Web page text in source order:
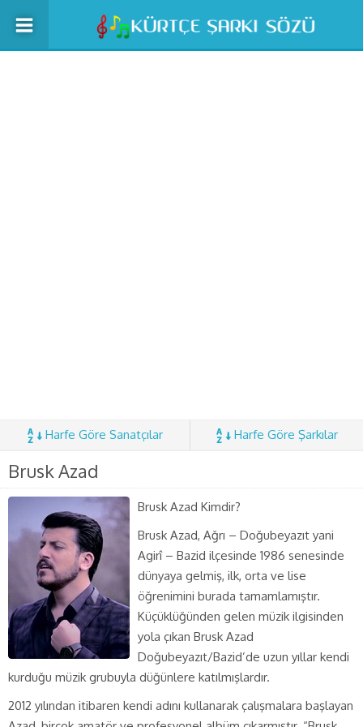
Harfe Göre Sanatçılar Harfe Göre Şarkılar
Brusk Azad
Brusk Azad Kimdir?
Brusk Azad, Ağrı – Doğubeyazıt yani
Agirî – Bazid ilçesinde 1986 senesinde
dünyaya gelmiş, ilk, orta ve lise
öğrenimini burada tamamlamıştır.
Küçüklüğünden gelen müzik ilgisinden
yola çıkan Brusk Azad
Doğubeyazıt/Bazid’de uzun yıllar kendi
kurduğu müzik grubuyla düğünlere katılmışlardır.
2012 yılından itibaren kendi adını kullanarak çalışmalara başlayan